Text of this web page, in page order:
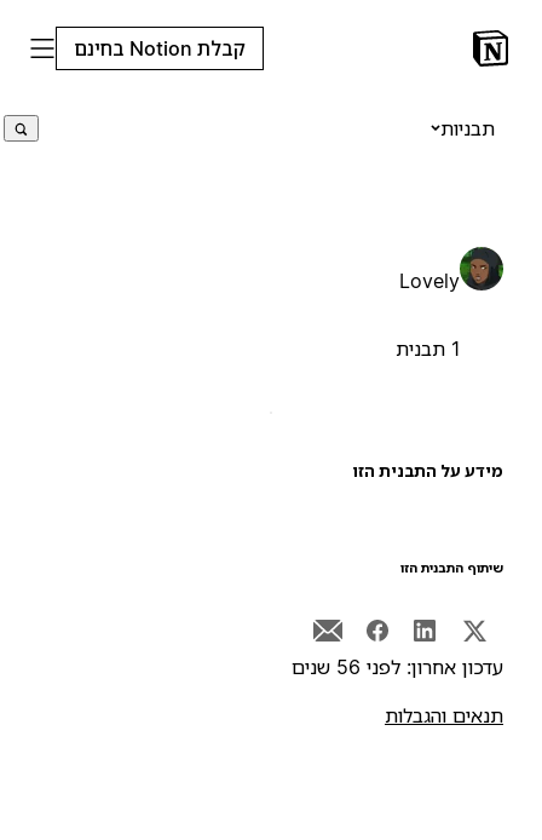
קבלת Notion בחינם
תבניות
Lovely
על התבנית הזו
התבנית הזו
אחרון: לפני 56 שנים
והגבלות